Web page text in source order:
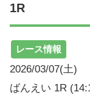
1R
レース情報
2026/03/07(土)
ばんえい 1R